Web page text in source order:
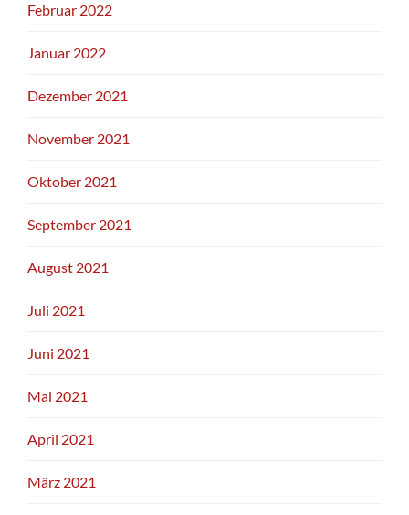
Februar 2022
Januar 2022
Dezember 2021
November 2021
Oktober 2021
September 2021
August 2021
Juli 2021
Juni 2021
Mai 2021
April 2021
März 2021